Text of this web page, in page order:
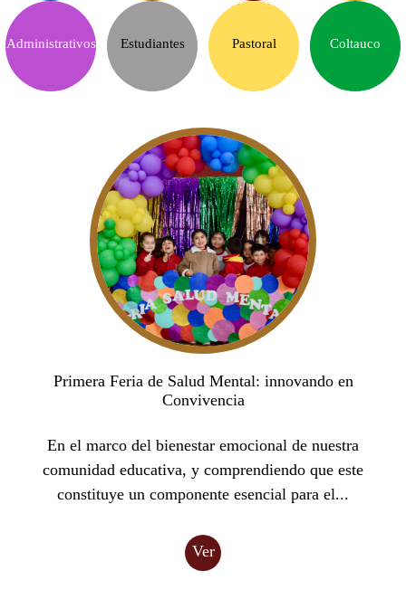
Administrativos Estudiantes Pastoral Coltauco
Primera Feria de Salud Mental: innovando en
Convivencia
En el marco del bienestar emocional de nuestra
comunidad educativa, y comprendiendo que este
constituye un componente esencial para el...
Ver